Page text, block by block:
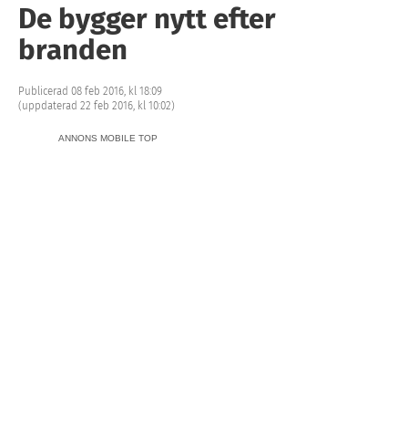
De bygger nytt efter
branden
Publicerad 08 feb 2016, kl 18:09
(uppdaterad 22 feb 2016, kl 10:02)
ANNONS MOBILE TOP